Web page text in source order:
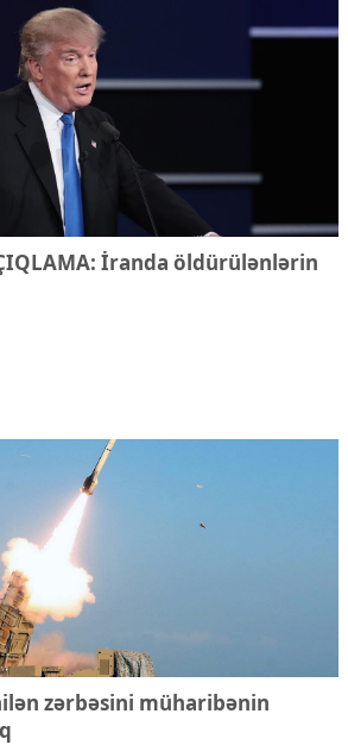
İranda öldürülənlərin
zərbəsini müharibənin